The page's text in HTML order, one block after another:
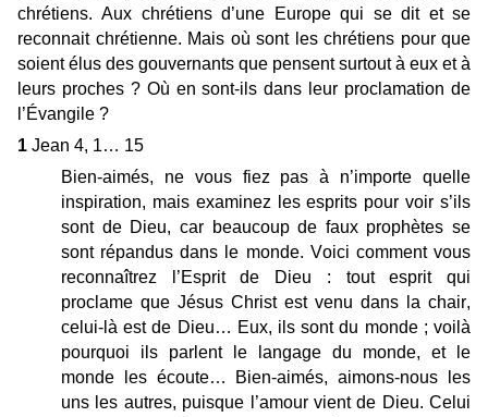
chrétiens. Aux chrétiens d’une Europe qui se dit et se
reconnait chrétienne. Mais où sont les chrétiens pour que
soient élus des gouvernants que pensent surtout à eux et à
leurs proches ? Où en sont-ils dans leur proclamation de
l’Évangile ?
1 Jean 4, 1… 15
Bien-aimés, ne vous fiez pas à n’importe quelle
inspiration, mais examinez les esprits pour voir s’ils
sont de Dieu, car beaucoup de faux prophètes se
sont répandus dans le monde. Voici comment vous
reconnaîtrez l’Esprit de Dieu : tout esprit qui
proclame que Jésus Christ est venu dans la chair,
celui-là est de Dieu… Eux, ils sont du monde ; voilà
pourquoi ils parlent le langage du monde, et le
monde les écoute… Bien-aimés, aimons-nous les
uns les autres, puisque l’amour vient de Dieu. Celui